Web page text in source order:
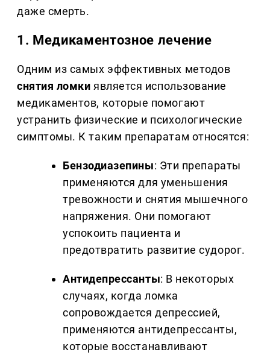
даже смерть.
1. Медикаментозное лечение
Одним из самых эффективных методов
снятия ломки является использование
медикаментов, которые помогают
устранить физические и психологические
симптомы. К таким препаратам относятся:
Бензодиазепины: Эти препараты
применяются для уменьшения
тревожности и снятия мышечного
напряжения. Они помогают
успокоить пациента и
предотвратить развитие судорог.
Антидепрессанты: В некоторых
случаях, когда ломка
сопровождается депрессией,
применяются антидепрессанты,
которые восстанавливают